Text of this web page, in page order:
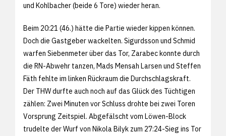
und Kohlbacher (beide 6 Tore) wieder heran.
Beim 20:21 (46.) hätte die Partie wieder kippen können.
Doch die Gastgeber wackelten. Sigurdsson und Schmid
warfen Siebenmeter über das Tor, Zarabec konnte durch
die RN-Abwehr tanzen, Mads Mensah Larsen und Steffen
Fäth fehlte im linken Rückraum die Durchschlagskraft.
Der THW durfte auch noch auf das Glück des Tüchtigen
zählen: Zwei Minuten vor Schluss drohte bei zwei Toren
Vorsprung Zeitspiel. Abgefälscht vom Löwen-Block
trudelte der Wurf von Nikola Bilyk zum 27:24-Sieg ins Tor